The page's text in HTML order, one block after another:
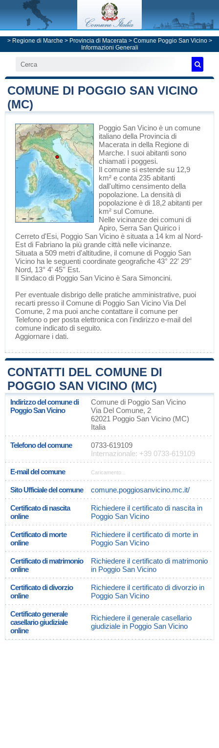
> Regione di Marche > Provincia di Macerata> Comune Poggio San Vicino>
Informazioni Generali
COMUNE DI POGGIO SAN VICINO
(MC)
Poggio San Vicino è un comune
italiano della Provincia di
Macerata in della Regione di
Marche. I suoi abitanti sono
chiamati i poggesi.
Il comune si estende su 12,9
km² e conta 235 abitanti
dall'ultimo censimento della
popolazione. La densità di
popolazione è di 18,2 abitanti per
km² sul Comune.
Nelle vicinanze dei comuni di
Apiro, Serra San Quirico i
Cerreto d'Esi, Poggio San Vicino è situata a 14 km al Nord-
Est di Fabriano la più grande città nelle vicinanze.
Situata a 509 metri d'altitudine, il comune di Poggio San
Vicino ha le seguenti coordinate geografiche 43° 22' 29''
Nord, 13° 4' 45'' Est.
Il Sindaco di Poggio San Vicino è Sara Simoncini.
Per eventuale disbrigo delle pratiche amministrative, puoi
recarti presso il Comune di Poggio San Vicino Via Del
Comune, 2 ma puoi anche contattare il comune per
Telefono o per posta elettronica con l'indirizzo e-mail del
comune indicato di seguito.
Aggiornare i dati.
CONTATTI DEL COMUNE DI
POGGIO SAN VICINO (MC)
Indirizzo del comune di
Poggio San Vicino
Comune di Poggio San Vicino
Via Del Comune, 2
62021 Poggio San Vicino (MC)
Italia
Telefono del comune
0733-619109
Internazionale: +39 0733-619109
E-mail del comune Caricamento...
Sito Ufficiale del comune comune.poggiosanvicino.mc.it/
Certificato di nascita
online
Richiedere il certificato di nascita in
Poggio San Vicino
Certificato di morte
online
Richiedere il certificato di morte in
Poggio San Vicino
Certificato di matrimonio
online
Richiedere il certificato di matrimonio
in Poggio San Vicino
Certificato di divorzio
online
Richiedere il certificato di divorzio in
Poggio San Vicino
Certificato generale
casellario giudiziale
online
Richiedere il generale casellario
giudiziale in Poggio San Vicino